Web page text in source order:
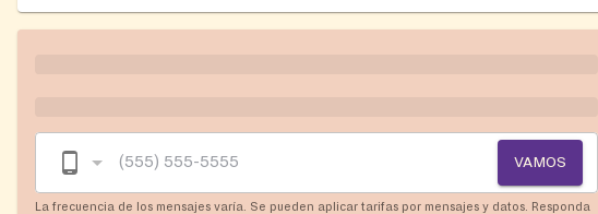
VAMOS
La frecuencia de los mensajes varía. Se pueden aplicar tarifas por mensajes y datos. Responda